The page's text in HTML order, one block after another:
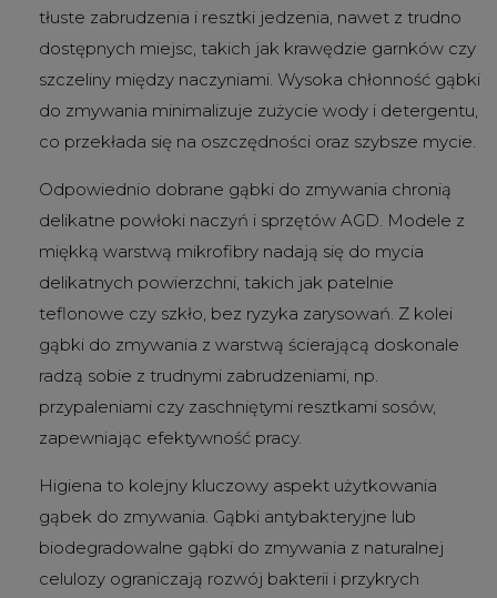
tłuste zabrudzenia i resztki jedzenia, nawet z trudno
dostępnych miejsc, takich jak krawędzie garnków czy
szczeliny między naczyniami. Wysoka chłonność gąbki
do zmywania minimalizuje zużycie wody i detergentu,
co przekłada się na oszczędności oraz szybsze mycie.
Odpowiednio dobrane gąbki do zmywania chronią
delikatne powłoki naczyń i sprzętów AGD. Modele z
miękką warstwą mikrofibry nadają się do mycia
delikatnych powierzchni, takich jak patelnie
teflonowe czy szkło, bez ryzyka zarysowań. Z kolei
gąbki do zmywania z warstwą ścierającą doskonale
radzą sobie z trudnymi zabrudzeniami, np.
przypaleniami czy zaschniętymi resztkami sosów,
zapewniając efektywność pracy.
Higiena to kolejny kluczowy aspekt użytkowania
gąbek do zmywania. Gąbki antybakteryjne lub
biodegradowalne gąbki do zmywania z naturalnej
celulozy ograniczają rozwój bakterii i przykrych